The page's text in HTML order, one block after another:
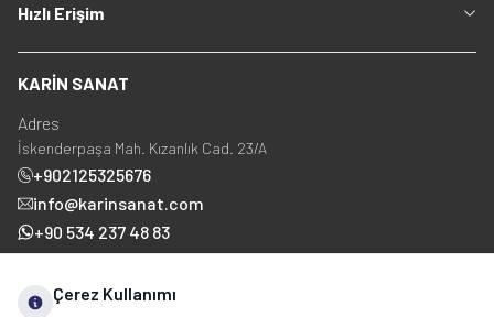
Hızlı Erişim
KARİN SANAT
Adres
İskenderpaşa Mah. Kızanlık Cad. 23/A
+902125325676
info@karinsanat.com
+90 534 237 48 83
Çerez Kullanımı